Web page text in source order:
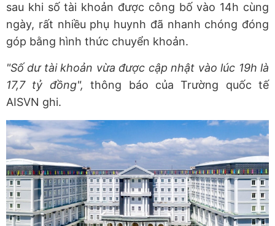
sau khi số tài khoản được công bố vào 14h cùng
ngày, rất nhiều phụ huynh đã nhanh chóng đóng
góp bằng hình thức chuyển khoản.
"Số dư tài khoản vừa được cập nhật vào lúc 19h là
17,7 tỷ đồng",thông báo của Trường quốc tế
AISVN ghi.